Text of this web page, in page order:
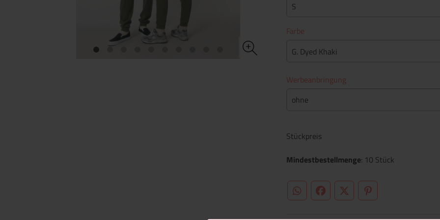
S
Farbe
G. Dyed Khaki
Werbeanbringung
ohne
Stückpreis
Mindestbestellmenge: 10 Stück
WhatsAppFacebookTwitterPinterest